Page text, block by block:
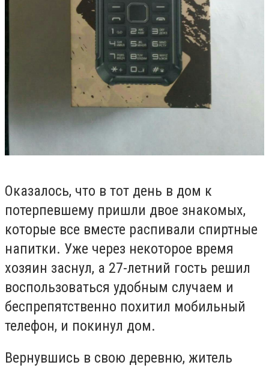
Оказалось, что в тот день в дом к
потерпевшему пришли двое знакомых,
которые все вместе распивали спиртные
напитки. Уже через некоторое время
хозяин заснул, а 27-летний гость решил
воспользоваться удобным случаем и
беспрепятственно похитил мобильный
телефон, и покинул дом.
Вернувшись в свою деревню, житель